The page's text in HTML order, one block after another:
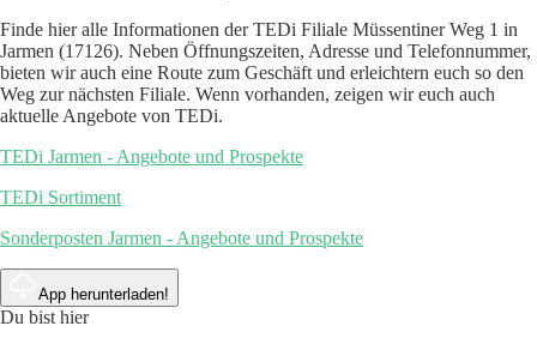
Finde hier alle Informationen der TEDi Filiale Müssentiner Weg 1 in
Jarmen (17126). Neben Öffnungszeiten, Adresse und Telefonnummer,
bieten wir auch eine Route zum Geschäft und erleichtern euch so den
Weg zur nächsten Filiale. Wenn vorhanden, zeigen wir euch auch
aktuelle Angebote von TEDi.
TEDi Jarmen - Angebote und Prospekte
TEDi Sortiment
Sonderposten Jarmen - Angebote und Prospekte
App herunterladen!
Du bist hier